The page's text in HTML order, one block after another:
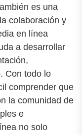
es una
colaboración y
en línea
a desarrollar
Con todo lo
comprender que
la comunidad de
e
no solo